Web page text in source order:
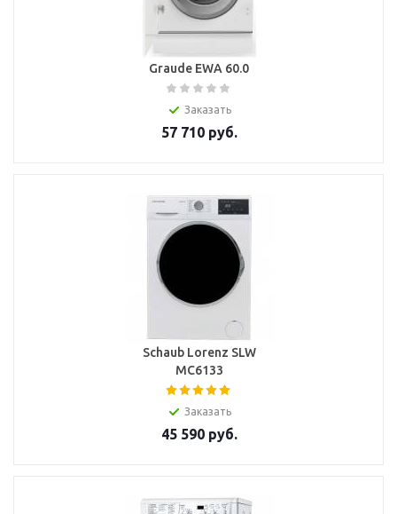
Graude EWA 60.0
Заказать
57 710руб.
Schaub Lorenz SLW
MC6133
Заказать
45 590руб.